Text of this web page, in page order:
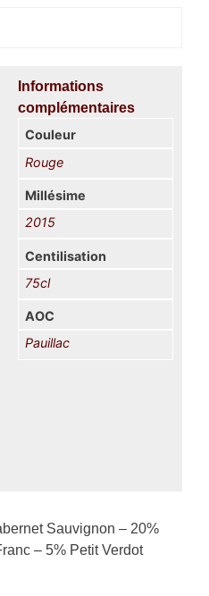
Informations
complémentaires
Couleur
Rouge
Millésime
2015
Centilisation
75cl
AOC
Pauillac
Sauvignon – 20%
– 5% Petit Verdot